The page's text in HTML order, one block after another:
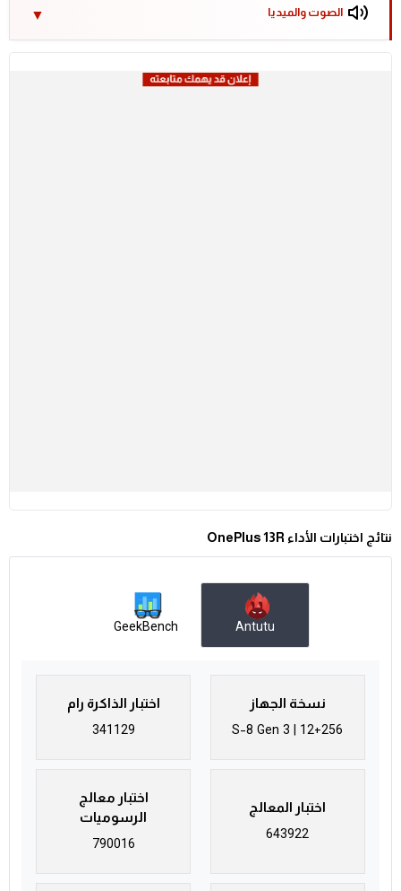
الصوت والميديا
نتائج اختبارات الأداء OnePlus 13R
Antutu
GeekBench
نسخة الجهاز
S-8 Gen 3 | 12+256
اختبار الذاكرة رام
341129
اختبار المعالج
643922
اختبار معالج
الرسوميات
790016